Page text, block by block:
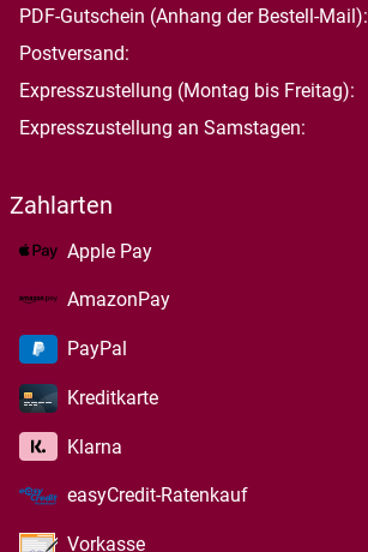
PDF-Gutschein (Anhang der Bestell-Mail):
Postversand:
Expresszustellung (Montag bis Freitag):
Expresszustellung an Samstagen:
Zahlarten
Apple Pay
AmazonPay
PayPal
Kreditkarte
Klarna
easyCredit-Ratenkauf
Vorkasse